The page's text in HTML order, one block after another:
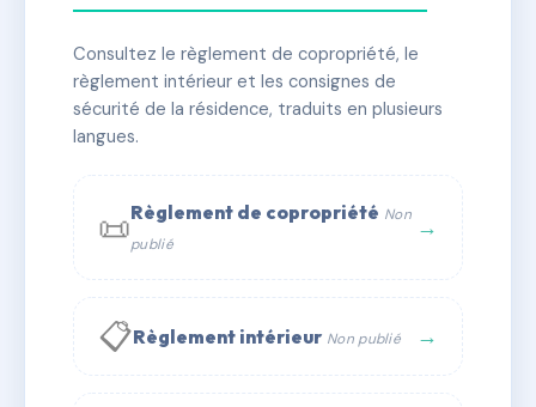
✓ Immatriculée 🏠 92 lots 🏗 6 bâtiment(s)
📞 Contacter Syndic Digital
Consultez le règlement de copropriété, le
règlement intérieur et les consignes de
sécurité de la résidence, traduits en plusieurs
langues.
📜Règlement de copropriété Non
publié
→
📋Règlement intérieur Non publié →